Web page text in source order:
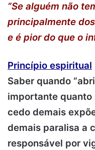
“Se alguém não
principalmente
e é pior do que o
Princípio espiritual
Saber quando
importante quanto
cedo demais
demais paralisa a
responsável por